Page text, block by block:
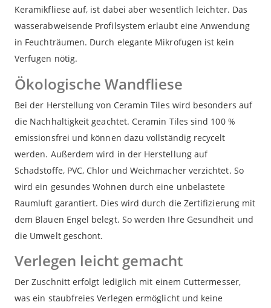
Keramikfliese auf, ist dabei aber wesentlich leichter. Das
wasserabweisende Profilsystem erlaubt eine Anwendung
in Feuchträumen. Durch elegante Mikrofugen ist kein
Verfugen nötig.
Ökologische Wandfliese
Bei der Herstellung von Ceramin Tiles wird besonders auf
die Nachhaltigkeit geachtet. Ceramin Tiles sind 100 %
emissionsfrei und können dazu vollständig recycelt
werden. Außerdem wird in der Herstellung auf
Schadstoffe, PVC, Chlor und Weichmacher verzichtet. So
wird ein gesundes Wohnen durch eine unbelastete
Raumluft garantiert. Dies wird durch die Zertifizierung mit
dem Blauen Engel belegt. So werden Ihre Gesundheit und
die Umwelt geschont.
Verlegen leicht gemacht
Der Zuschnitt erfolgt lediglich mit einem Cuttermesser,
was ein staubfreies Verlegen ermöglicht und keine